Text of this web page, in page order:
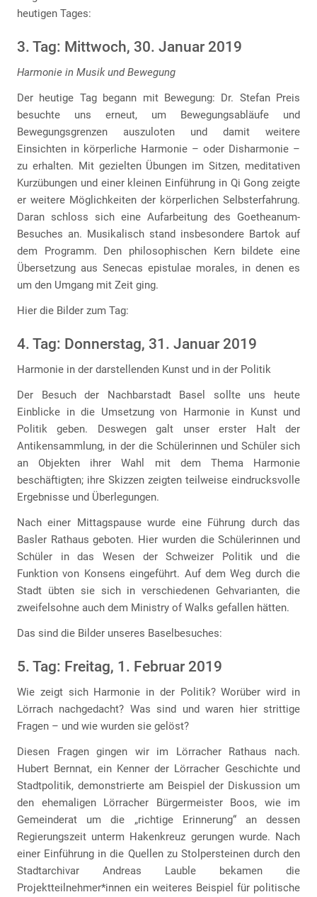
heutigen Tages:
3. Tag: Mittwoch, 30. Januar 2019
Harmonie in Musik und Bewegung
Der heutige Tag begann mit Bewegung: Dr. Stefan Preis
besuchte uns erneut, um Bewegungsabläufe und
Bewegungsgrenzen auszuloten und damit weitere
Einsichten in körperliche Harmonie – oder Disharmonie –
zu erhalten. Mit gezielten Übungen im Sitzen, meditativen
Kurzübungen und einer kleinen Einführung in Qi Gong zeigte
er weitere Möglichkeiten der körperlichen Selbsterfahrung.
Daran schloss sich eine Aufarbeitung des Goetheanum-
Besuches an. Musikalisch stand insbesondere Bartok auf
dem Programm. Den philosophischen Kern bildete eine
Übersetzung aus Senecas epistulae morales, in denen es
um den Umgang mit Zeit ging.
Hier die Bilder zum Tag:
4. Tag: Donnerstag, 31. Januar 2019
Harmonie in der darstellenden Kunst und in der Politik
Der Besuch der Nachbarstadt Basel sollte uns heute
Einblicke in die Umsetzung von Harmonie in Kunst und
Politik geben. Deswegen galt unser erster Halt der
Antikensammlung, in der die Schülerinnen und Schüler sich
an Objekten ihrer Wahl mit dem Thema Harmonie
beschäftigten; ihre Skizzen zeigten teilweise eindrucksvolle
Ergebnisse und Überlegungen.
Nach einer Mittagspause wurde eine Führung durch das
Basler Rathaus geboten. Hier wurden die Schülerinnen und
Schüler in das Wesen der Schweizer Politik und die
Funktion von Konsens eingeführt. Auf dem Weg durch die
Stadt übten sie sich in verschiedenen Gehvarianten, die
zweifelsohne auch dem Ministry of Walks gefallen hätten.
Das sind die Bilder unseres Baselbesuches:
5. Tag: Freitag, 1. Februar 2019
Wie zeigt sich Harmonie in der Politik? Worüber wird in
Lörrach nachgedacht? Was sind und waren hier strittige
Fragen – und wie wurden sie gelöst?
Diesen Fragen gingen wir im Lörracher Rathaus nach.
Hubert Bernnat, ein Kenner der Lörracher Geschichte und
Stadtpolitik, demonstrierte am Beispiel der Diskussion um
den ehemaligen Lörracher Bürgermeister Boos, wie im
Gemeinderat um die „richtige Erinnerung“ an dessen
Regierungszeit unterm Hakenkreuz gerungen wurde. Nach
einer Einführung in die Quellen zu Stolpersteinen durch den
Stadtarchivar Andreas Lauble bekamen die
Projektteilnehmer*innen ein weiteres Beispiel für politische